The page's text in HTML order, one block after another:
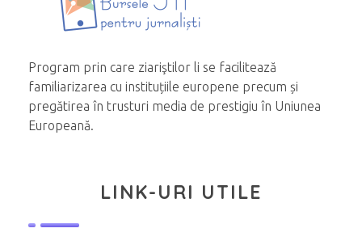
Program prin care ziariştilor li se facilitează
familiarizarea cu instituțiile europene precum și
pregătirea în trusturi media de prestigiu în Uniunea
Europeană.
LINK-URI UTILE